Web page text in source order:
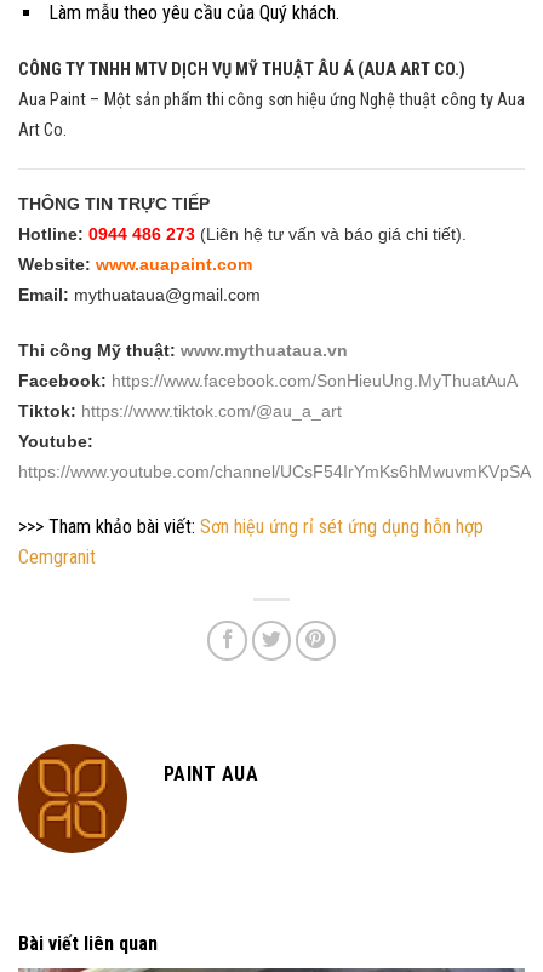
Làm mẫu theo yêu cầu của Quý khách.
CÔNG TY TNHH MTV DỊCH VỤ MỸ THUẬT ÂU Á (AUA ART CO.)
Aua Paint – Một sản phẩm thi công sơn hiệu ứng Nghệ thuật công ty Aua
Art Co.
THÔNG TIN TRỰC TIẾP
Hotline: 0944 486 273 (Liên hệ tư vấn và báo giá chi tiết).
Website: www.auapaint.com
Email: mythuataua@gmail.com
Thi công Mỹ thuật: www.mythuataua.vn
Facebook: https://www.facebook.com/SonHieuUng.MyThuatAuA
Tiktok: https://www.tiktok.com/@au_a_art
Youtube:
https://www.youtube.com/channel/UCsF54IrYmKs6hMwuvmKVpSA
>>> Tham khảo bài viết: Sơn hiệu ứng rỉ sét ứng dụng hỗn hợp
Cemgranit
PAINT AUA
Bài viết liên quan